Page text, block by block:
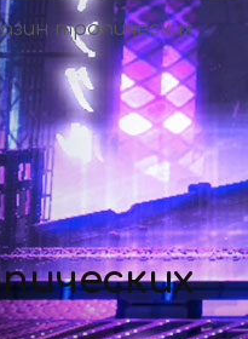
тропических